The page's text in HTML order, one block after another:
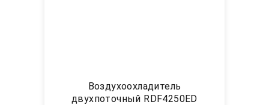
Воздухоохладитель
двухпоточный RDF4250ED